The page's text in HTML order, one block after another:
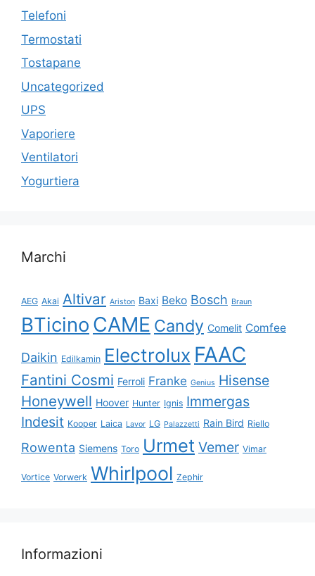
Telefoni
Termostati
Tostapane
Uncategorized
UPS
Vaporiere
Ventilatori
Yogurtiera
Marchi
AEG Akai Altivar Ariston Baxi Beko Bosch Braun
BTicino CAME Candy Comelit Comfee
Daikin Edilkamin Electrolux FAAC
Fantini Cosmi Ferroli Franke Genius Hisense
Honeywell Hoover Hunter Ignis Immergas
Indesit Kooper Laica Lavor LG Palazzetti Rain Bird Riello
Rowenta Siemens Toro Urmet Vemer Vimar
Vortice Vorwerk Whirlpool Zephir
Informazioni